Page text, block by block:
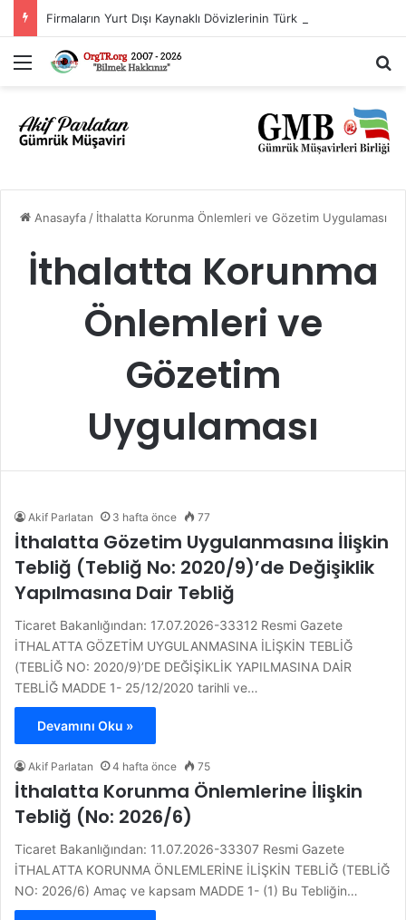
Menü
Anasayfa / İthalatta Korunma Önlemleri ve Gözetim Uygulaması
İthalatta Korunma
Önlemleri ve
Gözetim
Uygulaması
Akif Parlatan 3 hafta önce 77
İthalatta Gözetim Uygulanmasına İlişkin
Tebliğ (Tebliğ No: 2020/9)’de Değişiklik
Yapılmasına Dair Tebliğ
Ticaret Bakanlığından: 17.07.2026-33312 Resmi Gazete
İTHALATTA GÖZETİM UYGULANMASINA İLİŞKİN TEBLİĞ
(TEBLİĞ NO: 2020/9)’DE DEĞİŞİKLİK YAPILMASINA DAİR
TEBLİĞ MADDE 1- 25/12/2020 tarihli ve…
Devamını Oku »
Akif Parlatan 4 hafta önce 75
İthalatta Korunma Önlemlerine İlişkin
Tebliğ (No: 2026/6)
Ticaret Bakanlığından: 11.07.2026-33307 Resmi Gazete
İTHALATTA KORUNMA ÖNLEMLERİNE İLİŞKİN TEBLİĞ (TEBLİĞ
NO: 2026/6) Amaç ve kapsam MADDE 1- (1) Bu Tebliğin…